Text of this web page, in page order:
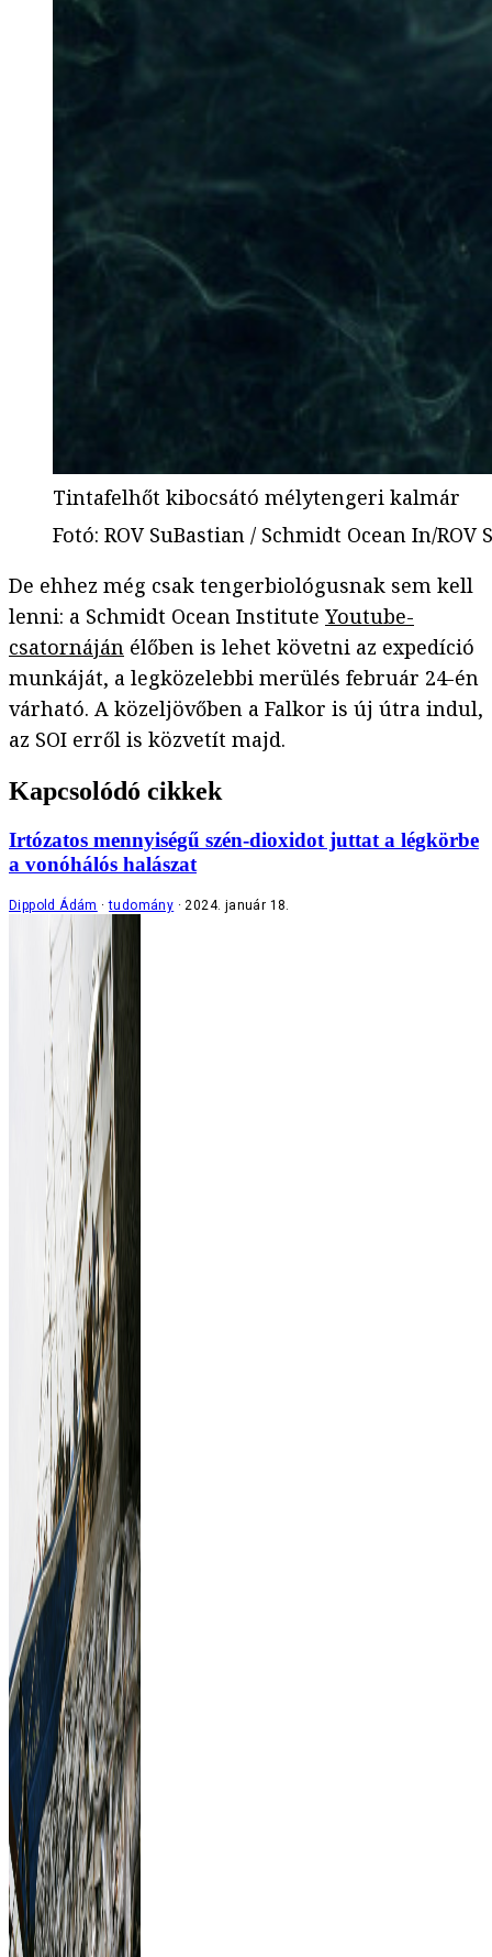
Tintafelhőt kibocsátó mélytengeri kalmár
Fotó: ROV SuBastian / Schmidt Ocean In/
De ehhez még csak tengerbiológusnak sem kell
lenni: a Schmidt Ocean Institute Youtube-
csatornáján élőben is lehet követni az expedíció
munkáját, a legközelebbi merülés február 24-én
várható. A közeljövőben a Falkor is új útra indul,
az SOI erről is közvetít majd.
Kapcsolódó cikkek
Irtózatos mennyiségű szén-dioxidot juttat a légkörbe
a vonóhálós halászat
Dippold Ádám tudomány 2024. január 18.